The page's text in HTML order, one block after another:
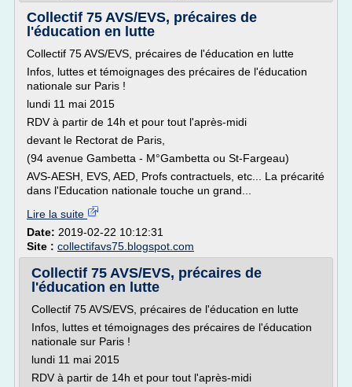
Collectif 75 AVS/EVS, précaires de
l'éducation en lutte
Collectif 75 AVS/EVS, précaires de l'éducation en lutte
Infos, luttes et témoignages des précaires de l'éducation
nationale sur Paris !
lundi 11 mai 2015
RDV à partir de 14h et pour tout l'après-midi
devant le Rectorat de Paris,
(94 avenue Gambetta - M°Gambetta ou St-Fargeau)
AVS-AESH, EVS, AED, Profs contractuels, etc... La précarité
dans l'Education nationale touche un grand...
Lire la suite
Date: 2019-02-22 10:12:31
Site : collectifavs75.blogspot.com
Collectif 75 AVS/EVS, précaires de
l'éducation en lutte
Collectif 75 AVS/EVS, précaires de l'éducation en lutte
Infos, luttes et témoignages des précaires de l'éducation
nationale sur Paris !
lundi 11 mai 2015
RDV à partir de 14h et pour tout l'après-midi